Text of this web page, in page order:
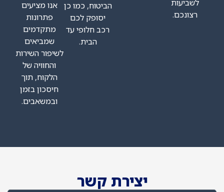
הביטוח, כמו כן
אנו מציעים
פתרונות
מתקדמים
שמביאים
יצירת קשר